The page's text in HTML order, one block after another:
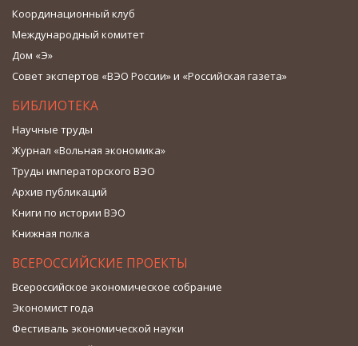
Координационный клуб
Международный комитет
Дом «Э»
Совет экспертов «ВЭО России» и «Российская газета»
БИБЛИОТЕКА
Научные труды
Журнал «Вольная экономика»
Труды императорского ВЭО
Архив публикаций
Книги по истории ВЭО
Книжная полка
ВСЕРОССИЙСКИЕ ПРОЕКТЫ
Всероссийское экономическое собрание
Экономист года
Фестиваль экономической науки